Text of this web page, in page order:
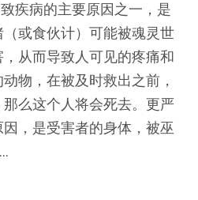
疾病的主要原因之一，是
或食伙计）可能被魂灵世
从而导致人可见的疼痛和
物，在被及时救出之前，
么这个人将会死去。更严
，是受害者的身体，被巫